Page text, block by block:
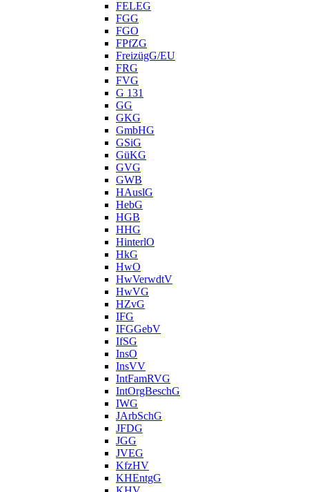
FELEG
FGG
FGO
FPfZG
FreizügG/EU
FRG
FVG
G 131
GG
GKG
GmbHG
GSiG
GüKG
GVG
GWB
HAuslG
HebG
HGB
HHG
HinterlO
HkG
HwO
HwVerwdtV
HwVG
HZvG
IFG
IFGGebV
IfSG
InsO
InsVV
IntFamRVG
IntOrgBeschG
IWG
JArbSchG
JFDG
JGG
JVEG
KfzHV
KHEntgG